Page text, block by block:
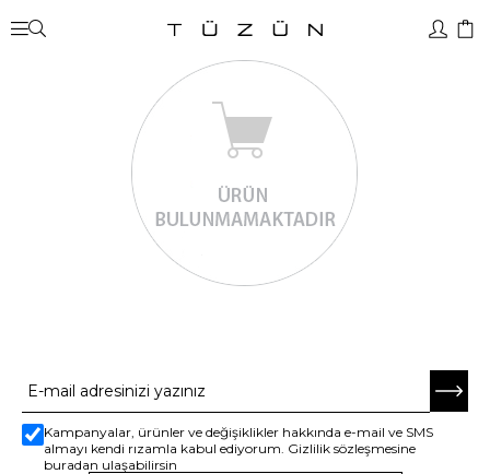
Kampanyalar, ürünler ve değişiklikler hakkında e-mail ve SMS
almayı kendi rızamla kabul ediyorum. Gizlilik sözleşmesine
buradan ulaşabilirsin